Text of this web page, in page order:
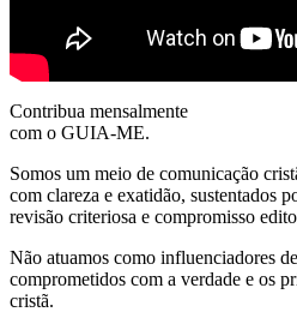
Contribua mensalmente
com o GUIA-ME.
Somos um meio de comunicação
com clareza e exatidão, sustentados
revisão criteriosa e compromisso
Não atuamos como influenciadores
comprometidos com a verdade e os
cristã.